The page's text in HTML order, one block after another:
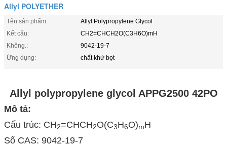
Allyl POLYETHER
Tên sản phẩm:
Allyl Polypropylene Glycol
Kết cấu:
CH2=CHCH2O(C3H6O)mH
Không.:
9042-19-7
Ứng dụng:
chất khử bọt
Allyl polypropylene glycol APPG2500 42PO
Mô tả:
Cấu trúc: CH2=CHCH2O(C3H6O)mH
Số CAS: 9042-19-7